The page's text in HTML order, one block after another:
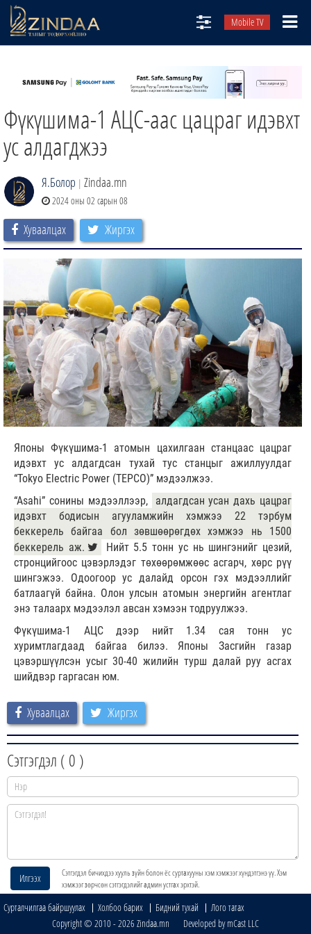
Mobile TV
ТВ8
ӨГЛӨӨНИЙ СОНИН
АУДИО ЗОХИОЛ
ЗИНДАА СЭТГҮҮЛ
Фүкүшима-1 АЦС-аас цацраг идэвхт
ус алдагджээ
Я.Болор | Zindaa.mn
2024 оны 02 сарын 08
Хуваалцах Жиргэх
Японы Фүкүшима-1 атомын цахилгаан станцаас цацраг
идэвхт ус алдагдсан тухай тус станцыг ажиллуулдаг
“Tokyo Electric Power (TEPCO)” мэдээлжээ.
“Asahi” сонины мэдээллээр,
алдагдсан усан дахь цацраг
идэвхт бодисын агууламжийн хэмжээ 22 тэрбум
беккерель байгаа бол зөвшөөрөгдөх хэмжээ нь 1500
беккерель аж.
Нийт 5.5 тонн ус нь шингэнийг цезий,
стронцийгоос цэвэрлэдэг төхөөрөмжөөс асгарч, хөрс рүү
шингэжээ. Одоогоор ус далайд орсон гэх мэдээллийг
батлаагүй байна. Олон улсын атомын энергийн агентлаг
энэ талаарх мэдээлэл авсан хэмээн тодруулжээ.
Фүкүшима-1 АЦС дээр нийт 1.34 сая тонн ус
хуримтлагдаад байгаа билээ. Японы Засгийн газар
цэвэршүүлсэн усыг 30-40 жилийн турш далай руу асгах
шийдвэр гаргасан юм.
Хуваалцах Жиргэх
Сэтгэгдэл ( 0 )
Илгээх
Сэтгэгдэл бичихдээ хууль зүйн болон ёс суртахууны хэм хэмжээг хүндэтгэнэ үү. Хэм
хэмжээг зөрчсөн сэтгэгдэлийг админ устгах эрхтэй.
Сурталчилгаа байршуулах Холбоо барих Бидний тухай
Лого татах
Copyright © 2010 - 2026 Zindaa.mn Developed by mCast LLC